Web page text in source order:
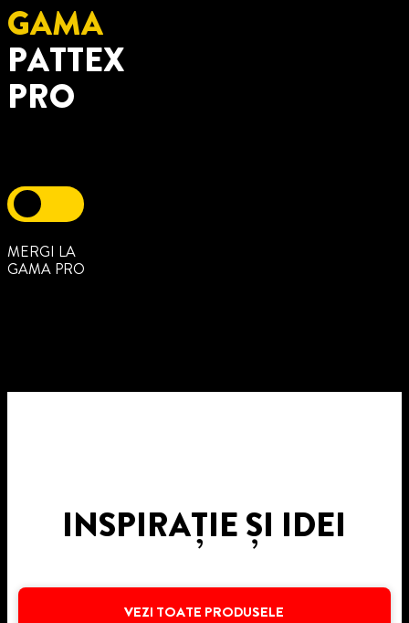
GAMA
PATTEX
PRO
MERGI LA
GAMA PRO
INSPIRAȚIE ȘI IDEI
VEZI TOATE PRODUSELE